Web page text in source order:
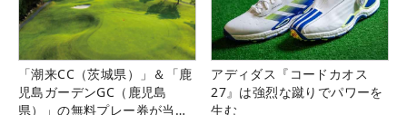
「潮来CC（茨城県）」＆「鹿
児島ガーデンGC（鹿児島
県）」の無料プレー券が当た
アディダス『コードカオス
27』は強烈な蹴りでパワーを
生む